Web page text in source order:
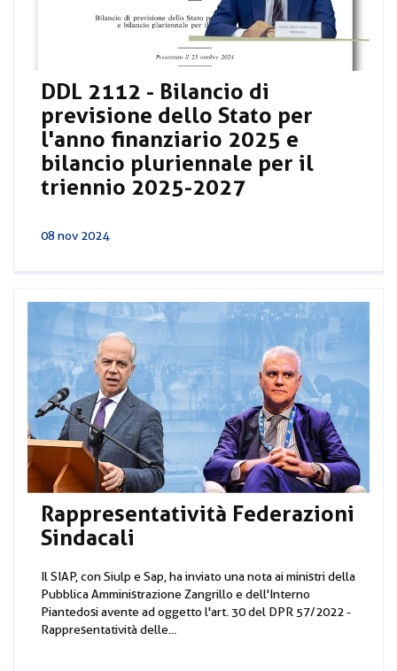
DDL 2112 - Bilancio di
previsione dello Stato per
l'anno finanziario 2025 e
bilancio pluriennale per il
triennio 2025-2027
08 nov 2024
Rappresentatività Federazioni
Sindacali
Il SIAP, con Siulp e Sap, ha inviato una nota ai ministri della
Pubblica Amministrazione Zangrillo e dell'Interno
Piantedosi avente ad oggetto l'art. 30 del DPR 57/2022 -
Rappresentatività delle...